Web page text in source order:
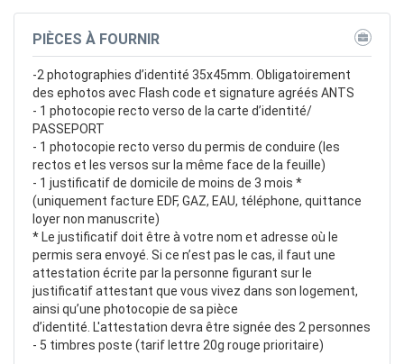
PIÈCES À FOURNIR
-2 photographies d’identité 35x45mm. Obligatoirement
des ephotos avec Flash code et signature agréés ANTS
- 1 photocopie recto verso de la carte d’identité/
PASSEPORT
- 1 photocopie recto verso du permis de conduire (les
rectos et les versos sur la même face de la feuille)
- 1 justificatif de domicile de moins de 3 mois *
(uniquement facture EDF, GAZ, EAU, téléphone, quittance
loyer non manuscrite)
* Le justificatif doit être à votre nom et adresse où le
permis sera envoyé. Si ce n’est pas le cas, il faut une
attestation écrite par la personne figurant sur le
justificatif attestant que vous vivez dans son logement,
ainsi qu’une photocopie de sa pièce
d’identité. L'attestation devra être signée des 2 personnes
- 5 timbres poste (tarif lettre 20g rouge prioritaire)